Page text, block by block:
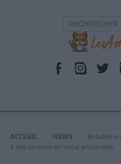
ACCUEIL NEWS
Botulisme
à des carottes en bocal artisanales